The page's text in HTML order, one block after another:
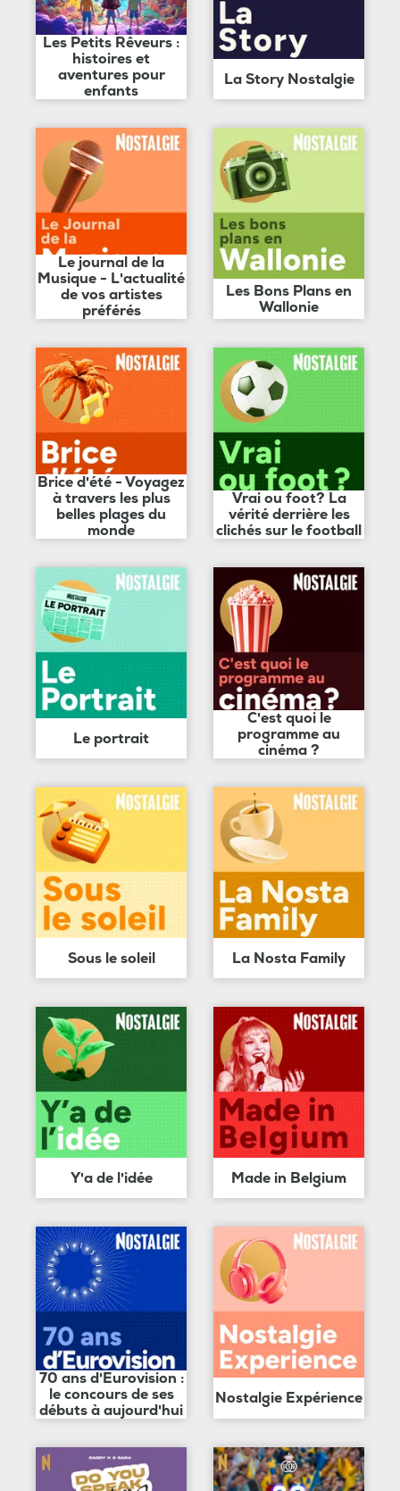
Les Petits Rêveurs :
histoires et
aventures pour
enfants
La Story Nostalgie
Le journal de la
Musique - L'actualité
de vos artistes
préférés
Les Bons Plans en
Wallonie
Brice d'été - Voyagez
à travers les plus
belles plages du
monde
Vrai ou foot? La
vérité derrière les
clichés sur le football
Le portrait
C'est quoi le
programme au
cinéma ?
Sous le soleil La Nosta Family
Y'a de l'idée Made in Belgium
70 ans d'Eurovision :
le concours de ses
débuts à aujourd'hui
Nostalgie Expérience